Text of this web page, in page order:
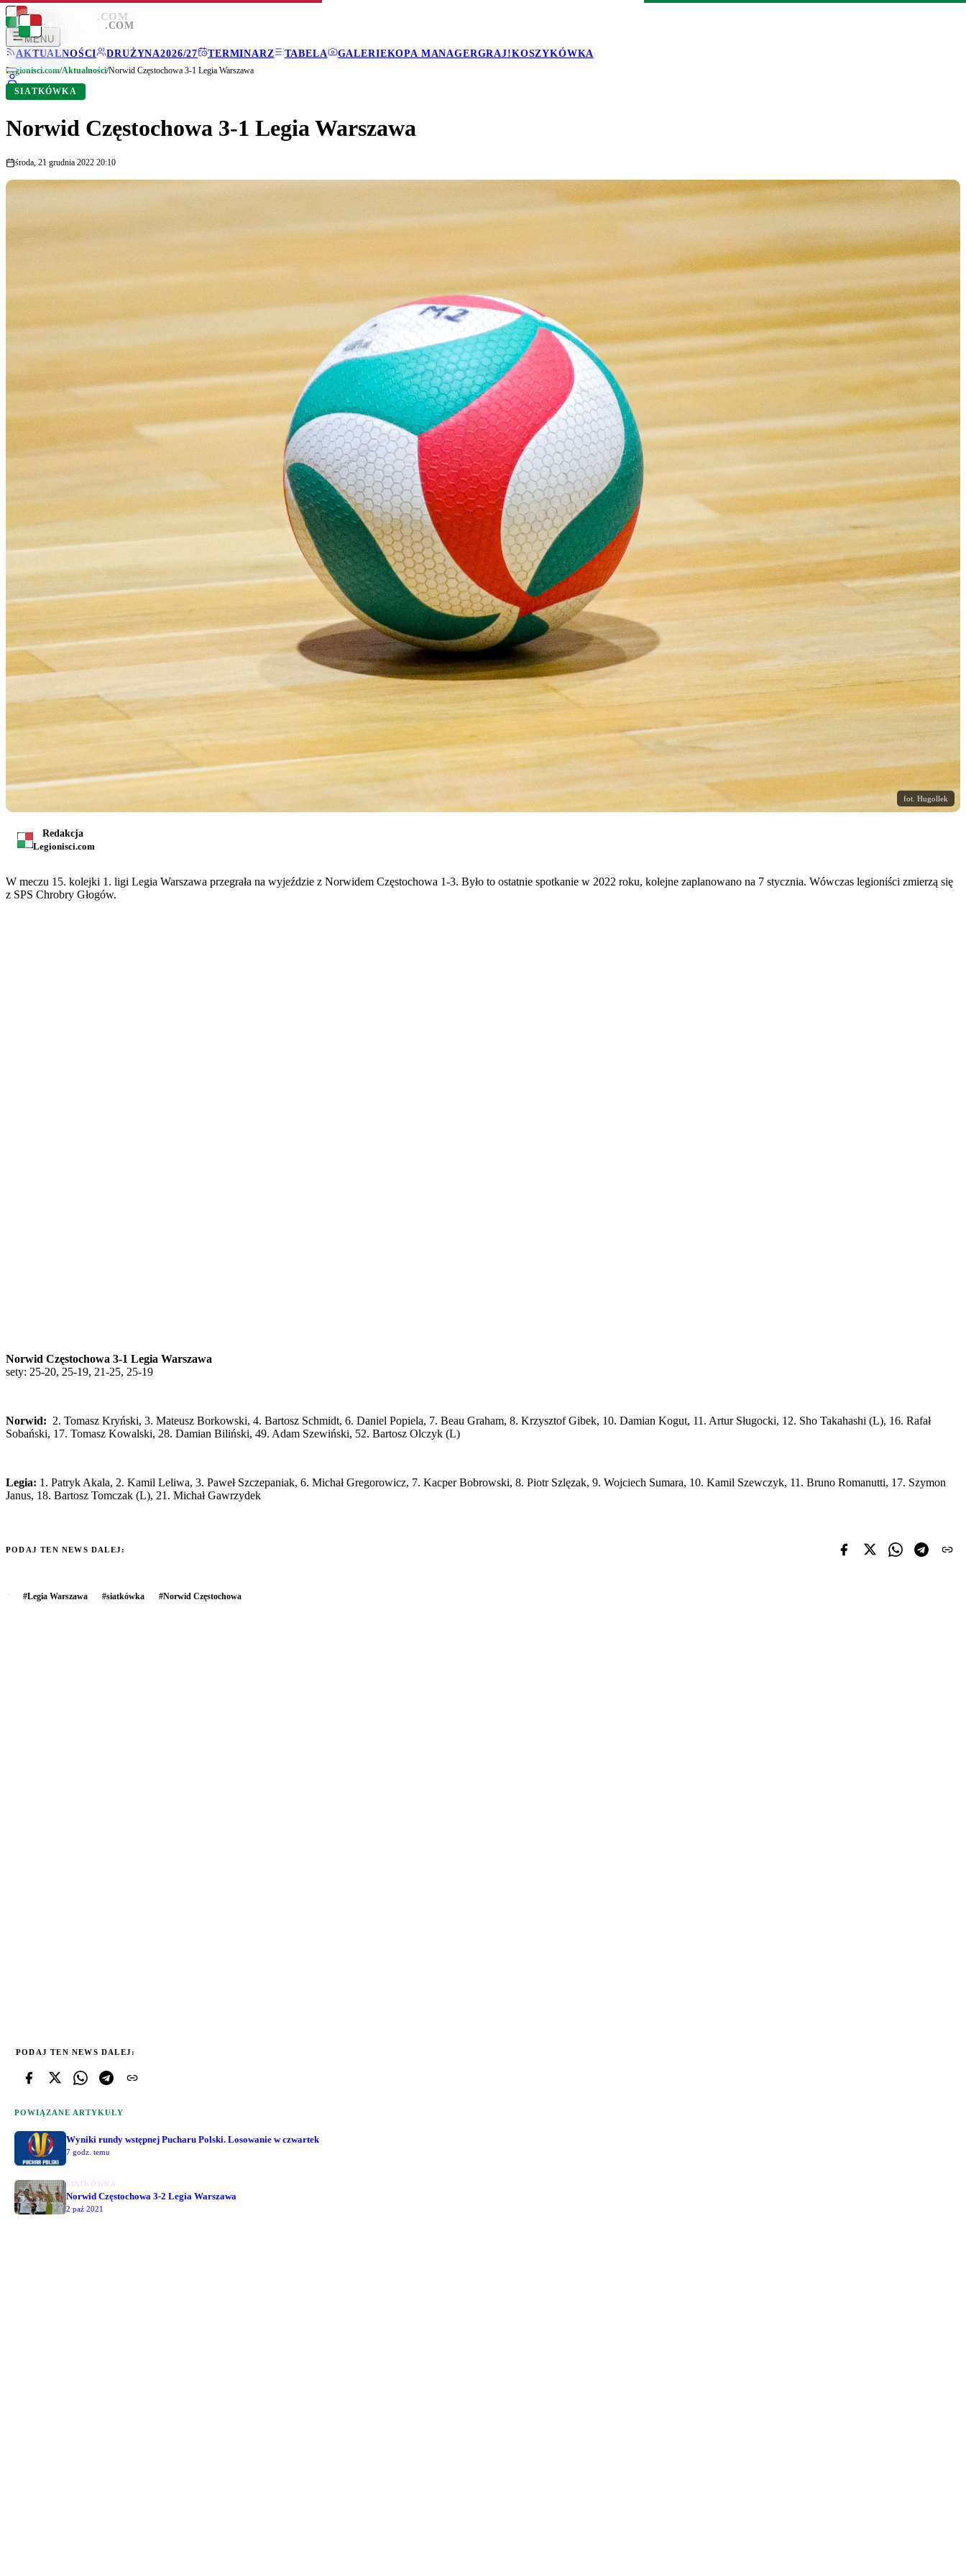
LEGIONISCI .COM
MENU
AKTUALNOŚCI
DRUŻYNA2026/27 TERMINARZ TABELA GALERIEKOPA MANAGERGRAJ!KOSZYKÓWKA
LEGIONISCI .COM
Legionisci.com/Aktualności/Norwid Częstochowa 3-1 Legia Warszawa
SIATKÓWKA
Norwid Częstochowa 3-1 Legia Warszawa
środa, 21 grudnia 2022 20:10
fot. Hugollek
Redakcja
Legionisci.com
W meczu 15. kolejki 1. ligi Legia Warszawa przegrała na wyjeździe z Norwidem Częstochowa 1-3. Było to ostatnie spotkanie w 2022 roku, kolejne zaplanowano na 7 stycznia. Wówczas legioniści zmierzą się
z SPS Chrobry Głogów.
Norwid Częstochowa 3-1 Legia Warszawa
sety: 25-20, 25-19, 21-25, 25-19
Norwid: 2. Tomasz Kryński, 3. Mateusz Borkowski, 4. Bartosz Schmidt, 6. Daniel Popiela, 7. Beau Graham, 8. Krzysztof Gibek, 10. Damian Kogut, 11. Artur Sługocki, 12. Sho Takahashi (L), 16. Rafał
Sobański, 17. Tomasz Kowalski, 28. Damian Biliński, 49. Adam Szewiński, 52. Bartosz Olczyk (L)
Legia: 1. Patryk Akala, 2. Kamil Leliwa, 3. Paweł Szczepaniak, 6. Michał Gregorowicz, 7. Kacper Bobrowski, 8. Piotr Szlęzak, 9. Wojciech Sumara, 10. Kamil Szewczyk, 11. Bruno Romanutti, 17. Szymon
Janus, 18. Bartosz Tomczak (L), 21. Michał Gawrzydek
PODAJ TEN NEWS DALEJ:
#Legia Warszawa #siatkówka #Norwid Częstochowa
PODAJ TEN NEWS DALEJ:
POWIĄZANE ARTYKUŁY
Wyniki rundy wstępnej Pucharu Polski. Losowanie w czwartek
7 godz. temu
SIATKÓWKA
Norwid Częstochowa 3-2 Legia Warszawa
2 paź 2021